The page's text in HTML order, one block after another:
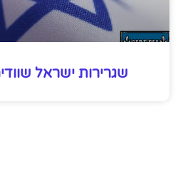
שגרירות ישראל